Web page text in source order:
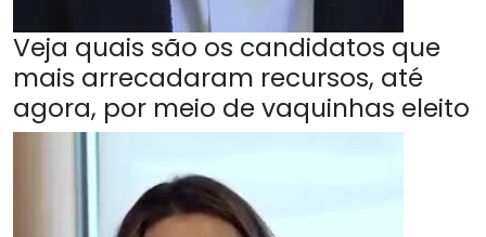
Veja quais são os candidatos que
mais arrecadaram recursos, até
agora, por meio de vaquinhas eleito